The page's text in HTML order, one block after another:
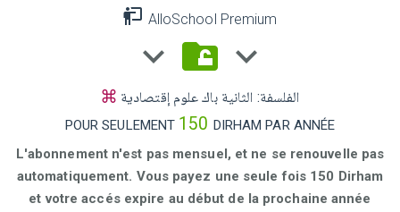
AlloSchool Premium
الفلسفة: الثانية باك علوم إقتصادية
POUR SEULEMENT 150 DIRHAM PAR ANNÉE
L'abonnement n'est pas mensuel, et ne se renouvelle pas
automatiquement. Vous payez une seule fois 150 Dirham
et votre accés expire au début de la prochaine année